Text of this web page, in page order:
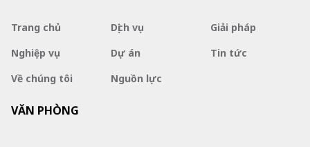
Trang chủ Dịch vụ
Giải pháp
Nghiệp vụ
Dự án
Tin tức
Về chúng tôi
Nguồn lực
VĂN PHÒNG